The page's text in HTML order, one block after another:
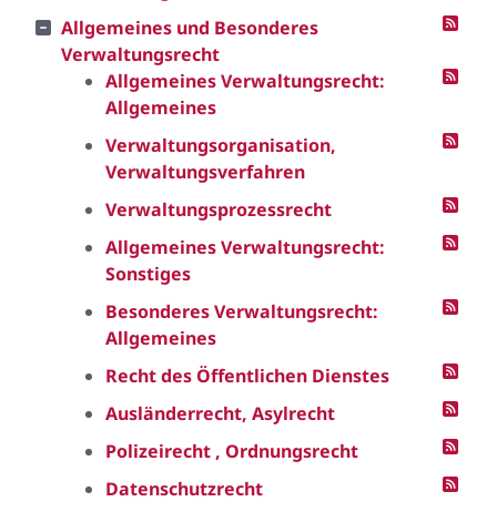
Allgemeines und Besonderes
Verwaltungsrecht
Allgemeines Verwaltungsrecht:
Allgemeines
Verwaltungsorganisation,
Verwaltungsverfahren
Verwaltungsprozessrecht
Allgemeines Verwaltungsrecht:
Sonstiges
Besonderes Verwaltungsrecht:
Allgemeines
Recht des Öffentlichen Dienstes
Ausländerrecht, Asylrecht
Polizeirecht , Ordnungsrecht
Datenschutzrecht